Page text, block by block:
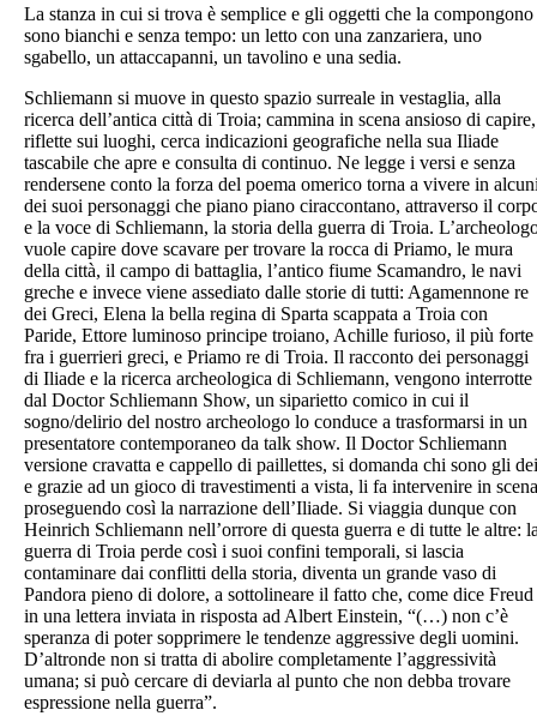
La stanza in cui si trova è semplice e gli oggetti che la compongono
sono bianchi e senza tempo: un letto con una zanzariera, uno
sgabello, un attaccapanni, un tavolino e una sedia.
Schliemann si muove in questo spazio surreale in vestaglia, alla
ricerca dell’antica città di Troia; cammina in scena ansioso di capire,
riflette sui luoghi, cerca indicazioni geografiche nella sua Iliade
tascabile che apre e consulta di continuo. Ne legge i versi e senza
rendersene conto la forza del poema omerico torna a vivere in
dei suoi personaggi che piano piano ciraccontano, attraverso il
e la voce di Schliemann, la storia della guerra di Troia.
vuole capire dove scavare per trovare la rocca di Priamo, le mura
della città, il campo di battaglia, l’antico fiume Scamandro, le navi
greche e invece viene assediato dalle storie di tutti: Agamennone re
dei Greci, Elena la bella regina di Sparta scappata a Troia con
Paride, Ettore luminoso principe troiano, Achille furioso, il più forte
fra i guerrieri greci, e Priamo re di Troia. Il racconto dei personaggi
di Iliade e la ricerca archeologica di Schliemann, vengono interrotte
dal Doctor Schliemann Show, un siparietto comico in cui il
sogno/delirio del nostro archeologo lo conduce a trasformarsi in un
presentatore contemporaneo da talk show. Il Doctor Schliemann
versione cravatta e cappello di paillettes, si domanda chi sono gli dei
e grazie ad un gioco di travestimenti a vista, li fa intervenire in scena
proseguendo così la narrazione dell’Iliade. Si viaggia dunque con
Heinrich Schliemann nell’orrore di questa guerra e di tutte le altre:
guerra di Troia perde così i suoi confini temporali, si lascia
contaminare dai conflitti della storia, diventa un grande vaso di
Pandora pieno di dolore, a sottolineare il fatto che, come dice Freud
in una lettera inviata in risposta ad Albert Einstein, “(…) non c’è
speranza di poter sopprimere le tendenze aggressive degli uomini.
D’altronde non si tratta di abolire completamente l’aggressività
umana; si può cercare di deviarla al punto che non debba trovare
espressione nella guerra”.